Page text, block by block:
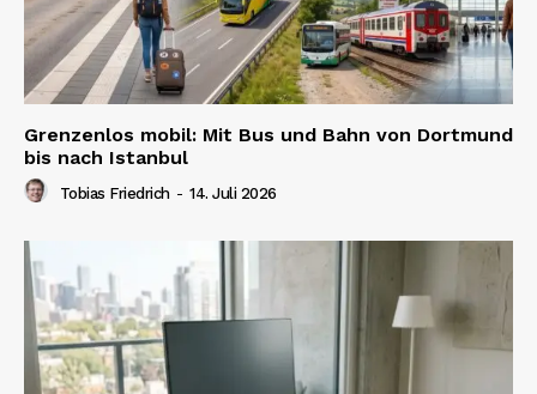
Grenzenlos mobil: Mit Bus und Bahn von Dortmund
bis nach Istanbul
Tobias Friedrich - 14. Juli 2026